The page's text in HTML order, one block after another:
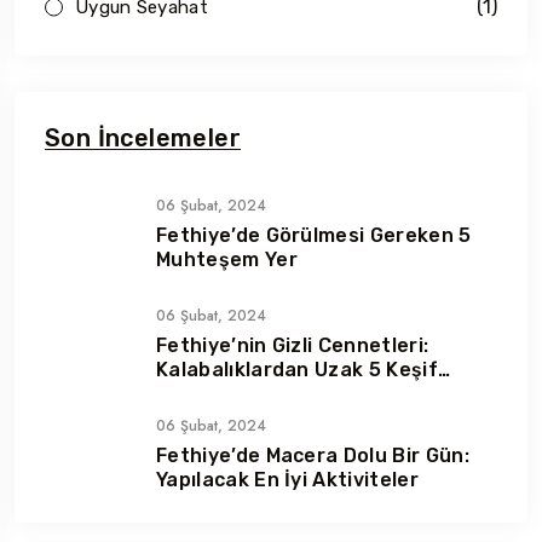
Uygun Seyahat (1)
Son İncelemeler
06 Şubat, 2024
Fethiye’de Görülmesi Gereken 5
Muhteşem Yer
06 Şubat, 2024
Fethiye’nin Gizli Cennetleri:
Kalabalıklardan Uzak 5 Keşif
06 Şubat, 2024
Fethiye’de Macera Dolu Bir Gün:
Yapılacak En İyi Aktiviteler